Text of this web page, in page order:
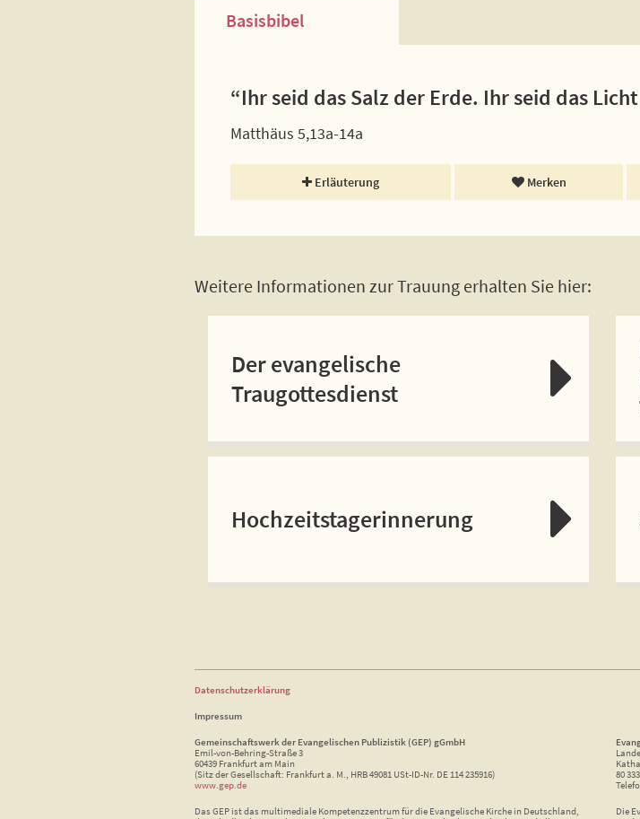
Basisbibel
“Ihr seid das Salz der Erde. Ihr seid das
Matthäus 5,13a-14a
Erläuterung Merken
Weitere Informationen zur Trauung erhalten Sie hier:
Der evangelische
Traugottesdienst
Hochzeitstagerinnerung
Datenschutzerklärung
Impressum
Gemeinschaftswerk der Evangelischen Publizistik (GEP) gGmbH
Emil-von-Behring-Straße 3
60439 Frankfurt am Main
(Sitz der Gesellschaft: Frankfurt a. M., HRB 49081 USt-ID-Nr. DE 114 235916)
www.gep.de
Das GEP ist das multimediale Kompetenzzentrum für die Evangelische Kirche in Deutschland,
80
Die